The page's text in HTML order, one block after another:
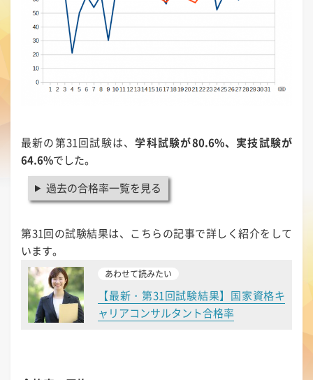
最新の第31回試験は、学科試験が80.6%、実技試験が
64.6%でした。
過去の合格率一覧を見る
第31回の試験結果は、こちらの記事で詳しく紹介をして
います。
あわせて読みたい
【最新・第31回試験結果】国家資格キ
ャリアコンサルタント合格率